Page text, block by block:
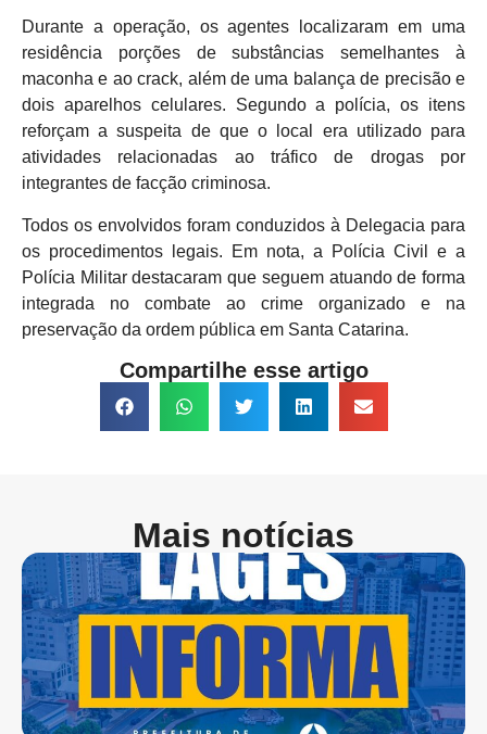
Durante a operação, os agentes localizaram em uma
residência porções de substâncias semelhantes à
maconha e ao crack, além de uma balança de precisão e
dois aparelhos celulares. Segundo a polícia, os itens
reforçam a suspeita de que o local era utilizado para
atividades relacionadas ao tráfico de drogas por
integrantes de facção criminosa.
Todos os envolvidos foram conduzidos à Delegacia para
os procedimentos legais. Em nota, a Polícia Civil e a
Polícia Militar destacaram que seguem atuando de forma
integrada no combate ao crime organizado e na
preservação da ordem pública em Santa Catarina.
Compartilhe esse artigo
Mais notícias